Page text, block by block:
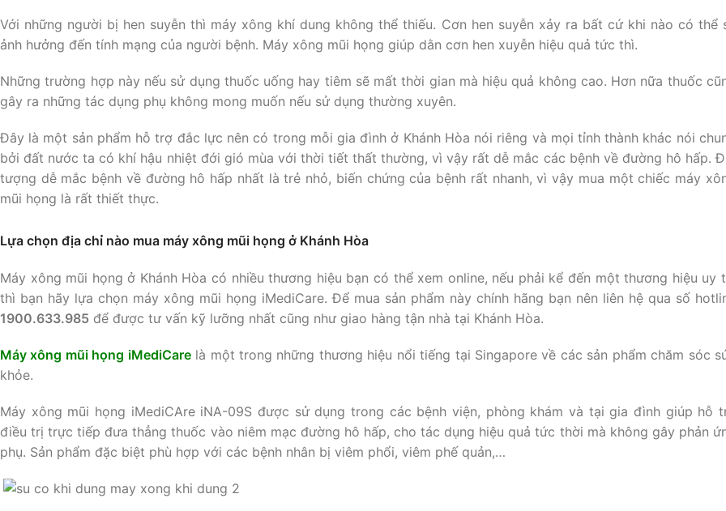
Với những người bị hen suyễn thì máy xông khí dung không thể thiếu. Cơn hen suyễn xảy ra bất cứ khi nào có thể
ảnh hưởng đến tính mạng của người bệnh. Máy xông mũi họng giúp dằn cơn hen xuyễn hiệu quả tức thì.
Những trường hợp này nếu sử dụng thuốc uống hay tiêm sẽ mất thời gian mà hiệu quả không cao. Hơn nữa thuốc
gây ra những tác dụng phụ không mong muốn nếu sử dụng thường xuyên.
Đây là một sản phẩm hỗ trợ đắc lực nên có trong mỗi gia đình ở Khánh Hòa nói riêng và mọi tỉnh thành khác nói
bởi đất nước ta có khí hậu nhiệt đới gió mùa với thời tiết thất thường, vì vậy rất dễ mắc các bệnh về đường hô hấp.
tượng dễ mắc bệnh về đường hô hấp nhất là trẻ nhỏ, biến chứng của bệnh rất nhanh, vì vậy mua một chiếc máy
mũi họng là rất thiết thực.
Lựa chọn địa chỉ nào mua máy xông mũi họng ở Khánh Hòa
Máy xông mũi họng ở Khánh Hòa có nhiều thương hiệu bạn có thể xem online, nếu phải kể đến một thương hiệu uy
thì bạn hãy lựa chọn máy xông mũi họng iMediCare. Để mua sản phẩm này chính hãng bạn nên liên hệ qua số
1900.633.985 để được tư vấn kỹ lưỡng nhất cũng như giao hàng tận nhà tại Khánh Hòa.
Máy xông mũi họng iMediCare là một trong những thương hiệu nổi tiếng tại Singapore về các sản phẩm chăm sóc
khỏe.
Máy xông mũi họng iMediCAre iNA-09S được sử dụng trong các bệnh viện, phòng khám và tại gia đình giúp hỗ
điều trị trực tiếp đưa thẳng thuốc vào niêm mạc đường hô hấp, cho tác dụng hiệu quả tức thời mà không gây phản
phụ. Sản phẩm đặc biệt phù hợp với các bệnh nhân bị viêm phổi, viêm phế quản,…